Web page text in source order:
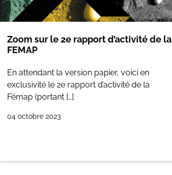
Zoom sur le 2e rapport d’activité de la
FEMAP
En attendant la version papier, voici en
exclusivité le 2e rapport d’activité de la
Fémap (portant […]
04 octobre 2023